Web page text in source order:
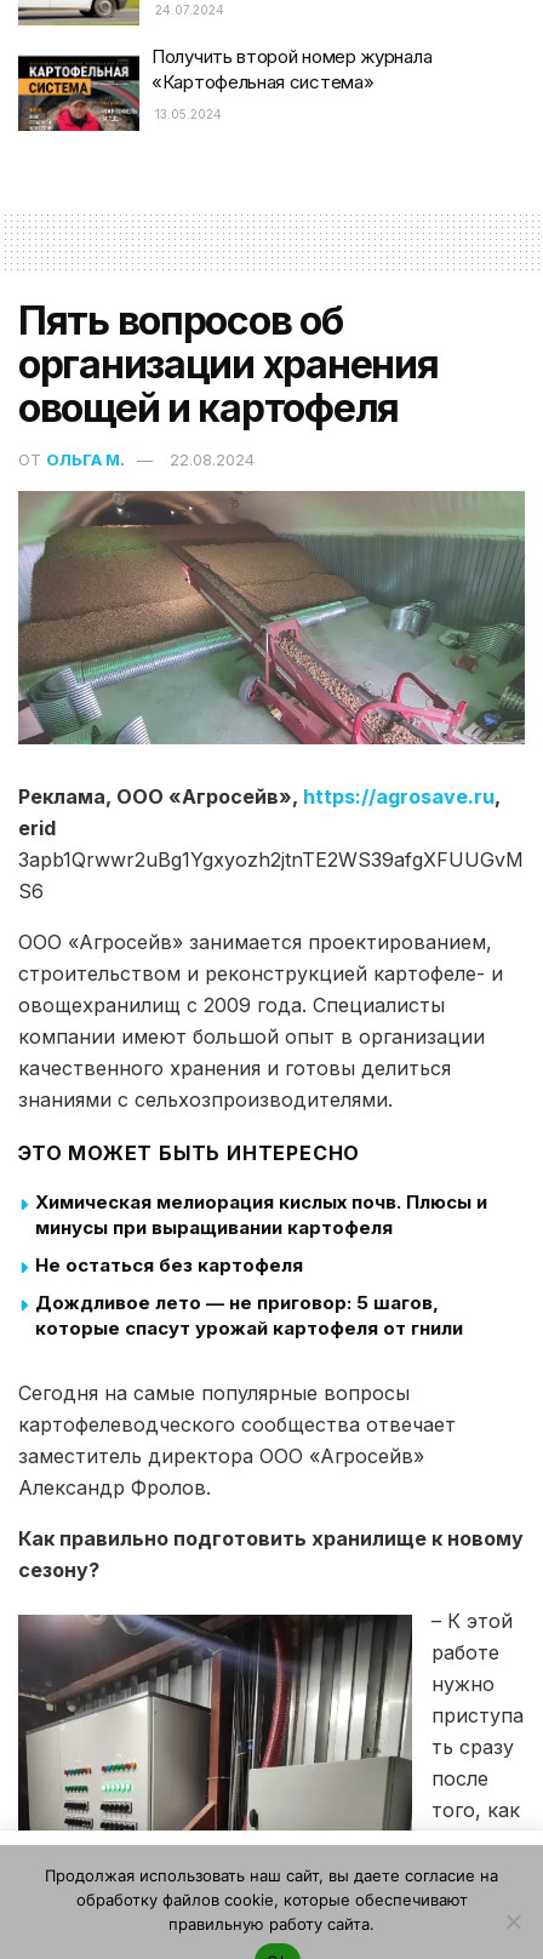
24.07.2024
Получить второй номер журнала
«Картофельная система»
13.05.2024
Пять вопросов об
организации хранения
овощей и картофеля
ОТ ОЛЬГА М. 22.08.2024
Реклама, ООО «Агросейв», https://agrosave.ru,
erid
3apb1Qrwwr2uBg1Ygxyozh2jtnTE2WS39afgXFUUGvM
S6
ООО «Агросейв» занимается проектированием,
строительством и реконструкцией картофеле- и
овощехранилищ с 2009 года. Специалисты
компании имеют большой опыт в организации
качественного хранения и готовы делиться
знаниями с сельхозпроизводителями.
ЭТО МОЖЕТ БЫТЬ ИНТЕРЕСНО
Химическая мелиорация кислых почв. Плюсы и
минусы при выращивании картофеля
Не остаться без картофеля
Дождливое лето — не приговор: 5 шагов,
которые спасут урожай картофеля от гнили
Сегодня на самые популярные вопросы
картофелеводческого сообщества отвечает
заместитель директора ООО «Агросейв»
Александр Фролов.
Как правильно подготовить хранилище к новому
сезону?
– К этой
работе
нужно
приступа
ть сразу
после
того, как
хранили
ще
освобод
илось от
пользоваться этим веб-сайтом, вы даете согласие на
использование файлов cookie. Ознакомьтесь с нашей
Политикой конфиденциальности и использования файлов
Продолжая использовать наш сайт, вы даете согласие на
обработку файлов cookie, которые обеспечивают
правильную работу сайта.